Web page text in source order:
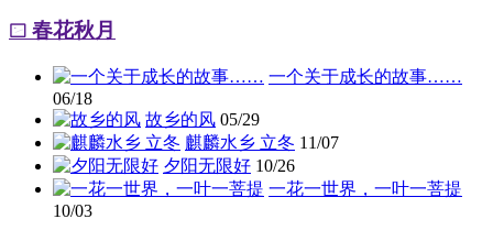
春花秋月
一个关于成长的故事……
06/18
故乡的风 05/29
麒麟水乡 立冬 11/07
夕阳无限好 10/26
一花一世界，一叶一菩提
10/03